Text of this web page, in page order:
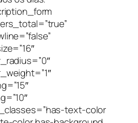
text-color